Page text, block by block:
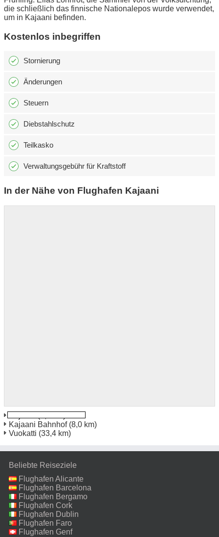
die schließlich das finnische Nationalepos wurde verwendet,
um in Kajaani befinden.
Kostenlos inbegriffen
Stornierung
Änderungen
Steuern
Diebstahlschutz
Teilkasko
Verwaltungsgebühr für Kraftstoff
In der Nähe von Flughafen Kajaani
Kajaani Bahnhof(8,0 km)
Vuokatti (33,4 km)
Beliebte Reiseziele
Flughafen Alicante
Flughafen Barcelona
Flughafen Bergamo
Flughafen Cork
Flughafen Dublin
Flughafen Faro
Flughafen Genf